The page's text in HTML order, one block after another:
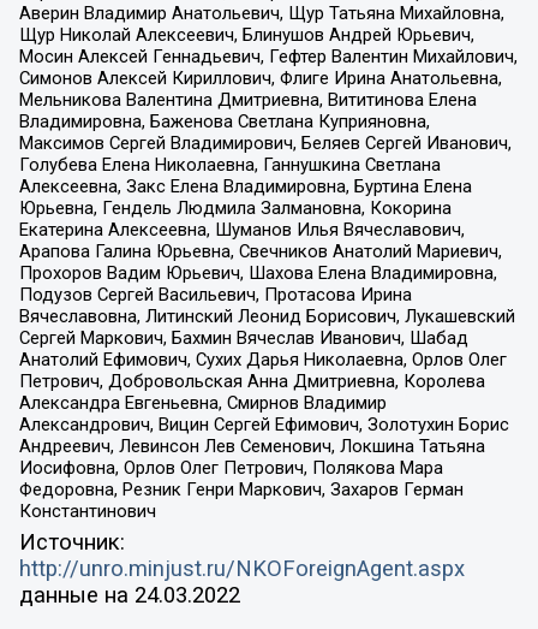
Аверин Владимир Анатольевич, Щур Татьяна Михайловна,
Щур Николай Алексеевич, Блинушов Андрей Юрьевич,
Мосин Алексей Геннадьевич, Гефтер Валентин Михайлович,
Симонов Алексей Кириллович, Флиге Ирина Анатольевна,
Мельникова Валентина Дмитриевна, Вититинова Елена
Владимировна, Баженова Светлана Куприяновна,
Максимов Сергей Владимирович, Беляев Сергей Иванович,
Голубева Елена Николаевна, Ганнушкина Светлана
Алексеевна, Закс Елена Владимировна, Буртина Елена
Юрьевна, Гендель Людмила Залмановна, Кокорина
Екатерина Алексеевна, Шуманов Илья Вячеславович,
Арапова Галина Юрьевна, Свечников Анатолий Мариевич,
Прохоров Вадим Юрьевич, Шахова Елена Владимировна,
Подузов Сергей Васильевич, Протасова Ирина
Вячеславовна, Литинский Леонид Борисович, Лукашевский
Сергей Маркович, Бахмин Вячеслав Иванович, Шабад
Анатолий Ефимович, Сухих Дарья Николаевна, Орлов Олег
Петрович, Добровольская Анна Дмитриевна, Королева
Александра Евгеньевна, Смирнов Владимир
Александрович, Вицин Сергей Ефимович, Золотухин Борис
Андреевич, Левинсон Лев Семенович, Локшина Татьяна
Иосифовна, Орлов Олег Петрович, Полякова Мара
Федоровна, Резник Генри Маркович, Захаров Герман
Константинович
Источник:
http://unro.minjust.ru/NKOForeignAgent.aspx
данные на 24.03.2022